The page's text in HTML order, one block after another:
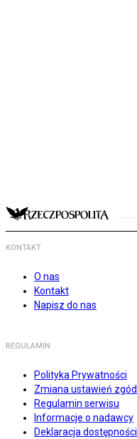
KONTAKT
O nas
Kontakt
Napisz do nas
REGULAMIN
Polityka Prywatności
Zmiana ustawień zgód
Regulamin serwisu
Informacje o nadawcy
Deklaracja dostępności